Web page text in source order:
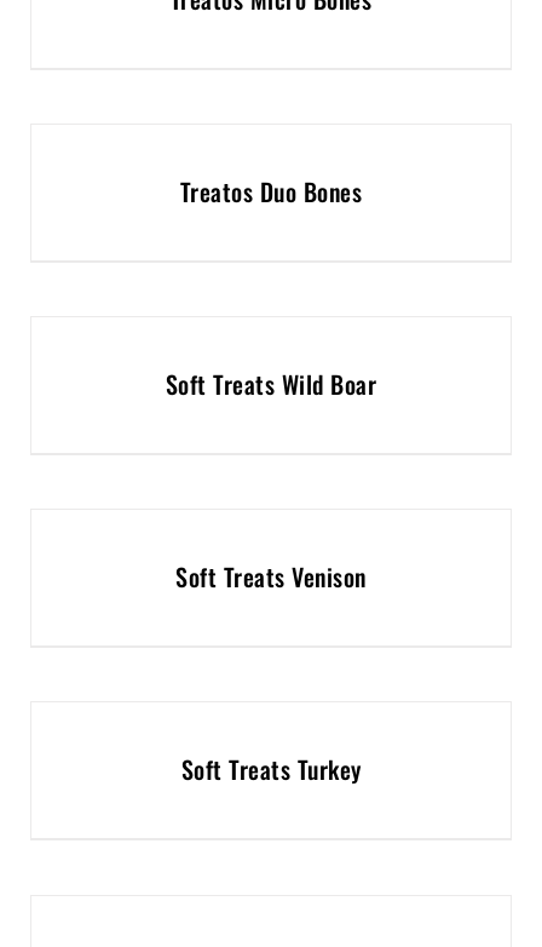
Treatos Duo Bones
Soft Treats Wild Boar
Soft Treats Venison
Soft Treats Turkey